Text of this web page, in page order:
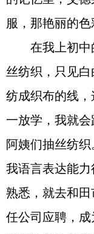
服，那艳丽的色
在我上初中
丝纺织，只见
纺成织布的线
一放学，我就
阿姨们抽丝纺
我语言表达能
熟悉，就去和
任公司应聘，